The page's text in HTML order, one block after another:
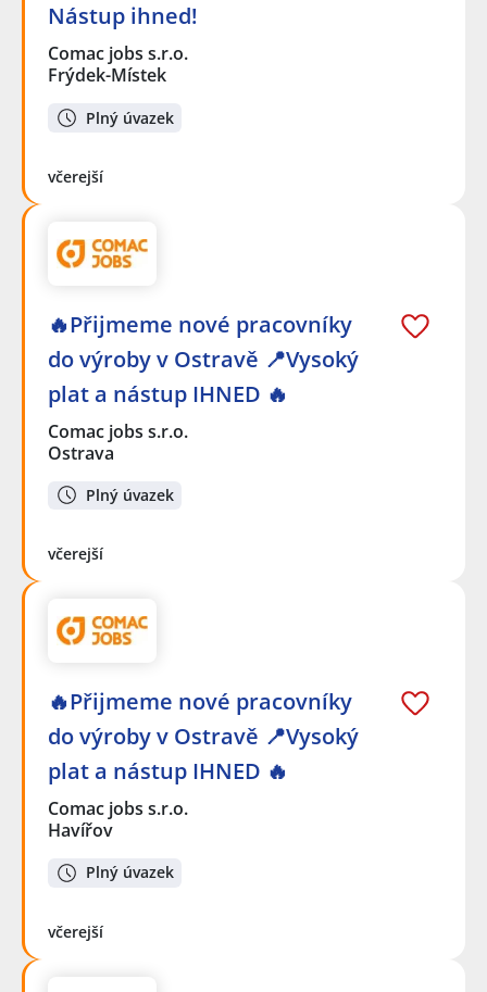
Nástup ihned!
Comac jobs s.r.o.
Frýdek-Místek
Plný úvazek
včerejší
🔥Přijmeme nové pracovníky
do výroby v Ostravě 📍Vysoký
plat a nástup IHNED 🔥
Comac jobs s.r.o.
Ostrava
Plný úvazek
včerejší
🔥Přijmeme nové pracovníky
do výroby v Ostravě 📍Vysoký
plat a nástup IHNED 🔥
Comac jobs s.r.o.
Havířov
Plný úvazek
včerejší